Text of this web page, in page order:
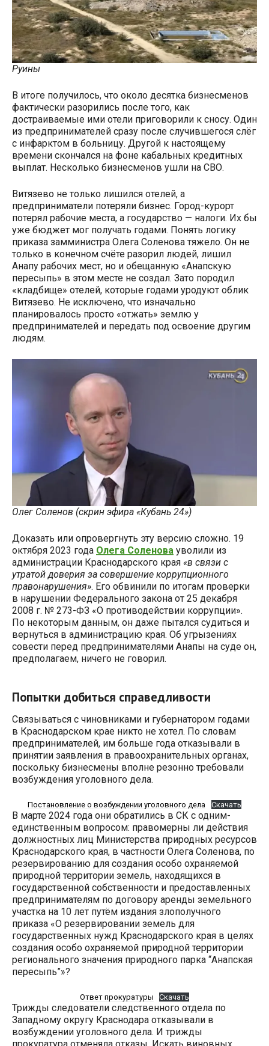
Руины
В итоге получилось, что около десятка бизнесменов
фактически разорились после того, как
достраиваемые ими отели приговорили к сносу. Один
из предпринимателей сразу после случившегося слёг
с инфарктом в больницу. Другой к настоящему
времени скончался на фоне кабальных кредитных
выплат. Несколько бизнесменов ушли на СВО.
Витязево не только лишился отелей, а
предприниматели потеряли бизнес. Город-курорт
потерял рабочие места, а государство — налоги. Их бы
уже бюджет мог получать годами. Понять логику
приказа замминистра Олега Соленова тяжело. Он не
только в конечном счёте разорил людей, лишил
Анапу рабочих мест, но и обещанную «Анапскую
пересыпь» в этом месте не создал. Зато породил
«кладбище» отелей, которые годами уродуют облик
Витязево. Не исключено, что изначально
планировалось просто «отжать» землю у
предпринимателей и передать под освоение другим
людям.
Олег Соленов (скрин эфира «Кубань 24»)
Доказать или опровергнуть эту версию сложно. 19
октября 2023 года Олега Соленова уволили из
администрации Краснодарского края «в связи с
утратой доверия за совершение коррупционного
правонарушения». Его обвинили по итогам проверки
в нарушении Федерального закона от 25 декабря
2008 г. № 273-ФЗ «О противодействии коррупции».
По некоторым данным, он даже пытался судиться и
вернуться в администрацию края. Об угрызениях
совести перед предпринимателями Анапы на суде он,
предполагаем, ничего не говорил.
Попытки добиться справедливости
Связываться с чиновниками и губернатором годами
в Краснодарском крае никто не хотел. По словам
предпринимателей, им больше года отказывали в
принятии заявления в правоохранительных органах,
поскольку бизнесмены вполне резонно требовали
возбуждения уголовного дела.
Постановление о возбуждении уголовного дела Скачать
В марте 2024 года они обратились в СК с одним-
единственным вопросом: правомерны ли действия
должностных лиц Министерства природных ресурсов
Краснодарского края, в частности Олега Соленова, по
резервированию для создания особо охраняемой
природной территории земель, находящихся в
государственной собственности и предоставленных
предпринимателям по договору аренды земельного
участка на 10 лет путём издания злополучного
приказа «О резервировании земель для
государственных нужд Краснодарского края в целях
создания особо охраняемой природной территории
регионального значения природного парка “Анапская
пересыпь”»?
Ответ прокуратуры Скачать
Трижды следователи следственного отдела по
Западному округу Краснодара отказывали в
возбуждении уголовного дела. И трижды